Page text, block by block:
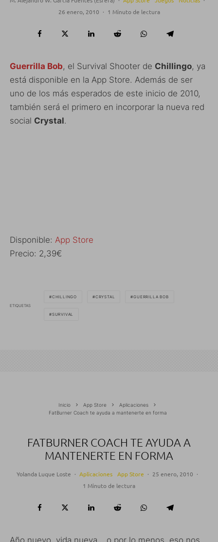
26 enero, 2010 · 1 Minuto de lectura
Guerrilla Bob, el Survival Shooter de Chillingo, ya
está disponible en la App Store. Además de ser
uno de los más esperados de este inicio de 2010,
también será el primero en incorporar la nueva red
social Crystal.
Disponible: App Store
Precio: 2,39€
ETIQUETAS
CHILLINGO CRYSTAL GUERRILLA BOB
SURVIVAL
Inicio App Store
Aplicaciones
FatBurner Coach te ayuda a mantenerte en forma
FATBURNER COACH TE AYUDA A
MANTENERTE EN FORMA
Yolanda Luque Loste · Aplicaciones App Store · 25 enero, 2010 ·
1 Minuto de lectura
Año nuevo, vida nueva… o por lo menos eso nos